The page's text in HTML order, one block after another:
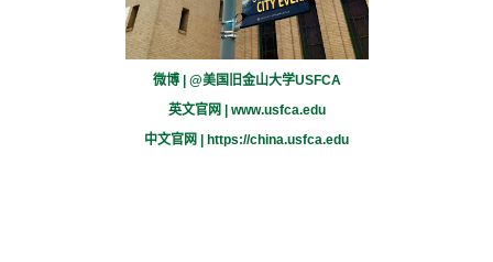
微博 | @美国旧金山大学USFCA
英文官网 | www.usfca.edu
中文官网 |
https://china.usfca.edu